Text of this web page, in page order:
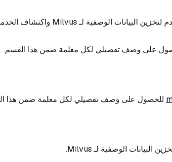
على وصف تفصيلي لكل معلمة ضمن هذا القسم.
للحصول على وصف تفصيلي لكل معلمة ضمن هذا